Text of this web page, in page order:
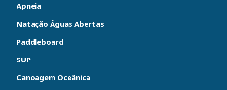
Apneia
Natação Águas Abertas
Paddleboard
SUP
Canoagem Oceânica